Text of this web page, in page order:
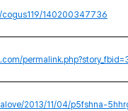
140200347736
2013/11/04/p5fshna-